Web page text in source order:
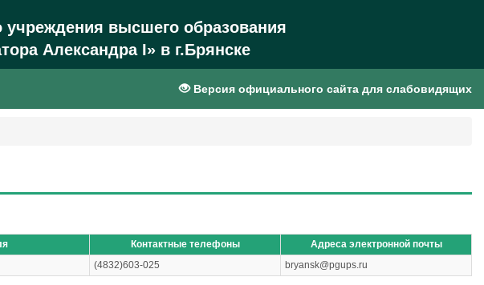
учреждения высшего образования
Александра I» в г.Брянске
Версия официального сайта для слабовидящих
Контактные телефоны
Адреса электронной почты
(4832)603-025 bryansk@pgups.ru